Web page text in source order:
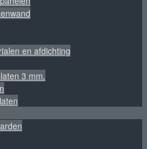
en afdichting
3 mm.